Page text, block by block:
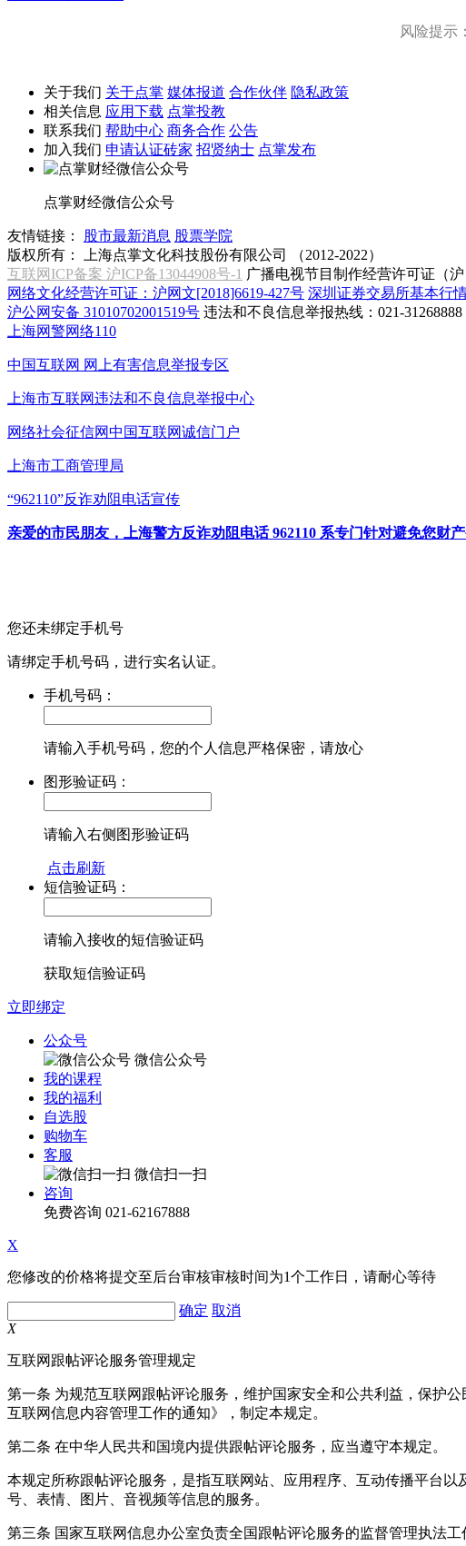
风险提示
关于我们 关于点掌 媒体报道 合作伙伴 隐私政策
相关信息 应用下载 点掌投教
联系我们 帮助中心 商务合作 公告
加入我们 申请认证砖家 招贤纳士 点掌发布
点掌财经微信公众号
友情链接： 股市最新消息 股票学院
版权所有：
上海点掌文化科技股份有限公司 （2012-2022）
互联网ICP备案 沪ICP备13044908号-1 广播电视节目制作经营许可证（
网络文化经营许可证：沪网文[2018]6619-427号 深圳证券交易所基本行
沪公网安备 31010702001519号 违法和不良信息举报热线：021-31268888
上海网警网络110
中国互联网 网上有害信息举报专区
上海市互联网违法和不良信息举报中心
网络社会征信网中国互联网诚信门户
上海市工商管理局
“962110”反诈劝阻电话宣传
亲爱的市民朋友，上海警方反诈劝阻电话 962110 系专门针对避免您财
您还未绑定手机号
请绑定手机号码，进行实名认证。
手机号码：
请输入手机号码，您的个人信息严格保密，请放心
图形验证码：
请输入右侧图形验证码
点击刷新
短信验证码：
请输入接收的短信验证码
获取短信验证码
立即绑定
公众号
微信公众号
我的课程
我的福利
自选股
购物车
客服
微信扫一扫
咨询
免费咨询 021-62167888
X
您修改的价格将提交至后台审核审核时间为1个工作日，请耐心等待
确定 取消
X
互联网跟帖评论服务管理规定
第一条 为规范互联网跟帖评论服务，维护国家安全和公共利益，保护
互联网信息内容管理工作的通知》，制定本规定。
第二条 在中华人民共和国境内提供跟帖评论服务，应当遵守本规定。
本规定所称跟帖评论服务，是指互联网站、应用程序、互动传播平台
号、表情、图片、音视频等信息的服务。
第三条 国家互联网信息办公室负责全国跟帖评论服务的监督管理执法